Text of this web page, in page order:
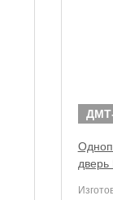
дверь